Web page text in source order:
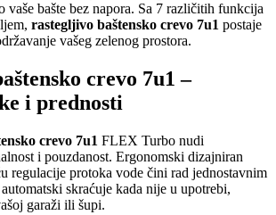
vaše bašte bez napora. Sa 7 različitih funkcija
rastegljivo baštensko crevo 7u1 postaje
vašeg zelenog prostora.
crevo 7u1 –
i prednosti
crevo 7u1 FLEX Turbo nudi
i pouzdanost. Ergonomski dizajniran
regulacije protoka vode čini rad jednostavnim
skraćuje kada nije u upotrebi,
garaži ili šupi.